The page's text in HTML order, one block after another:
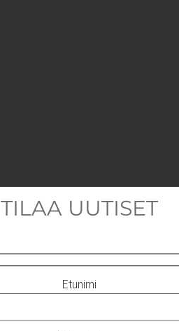
TILAA UUTISET
Etunimi